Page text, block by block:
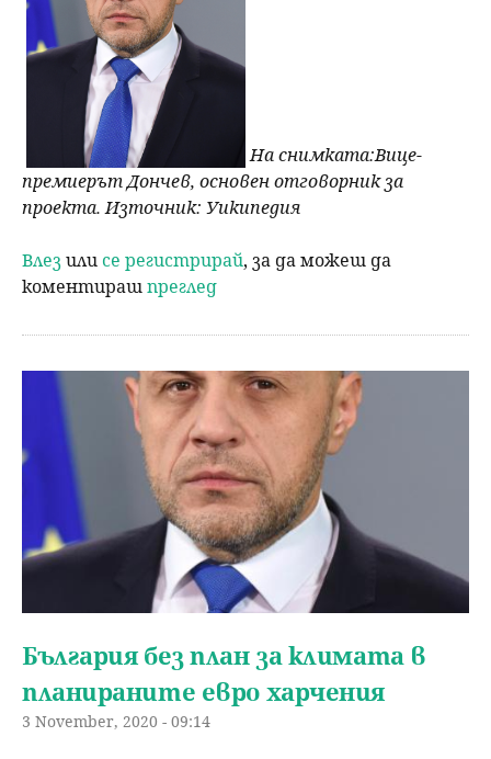
На снимката:Вице-
премиерът Дончев, основен отговорник за
проекта. Източник: Уикипедия
Влезили се регистрирай, за да можеш да
коментирашпреглед
България без план за климата в
планираните евро харчения
3 November, 2020 - 09:14